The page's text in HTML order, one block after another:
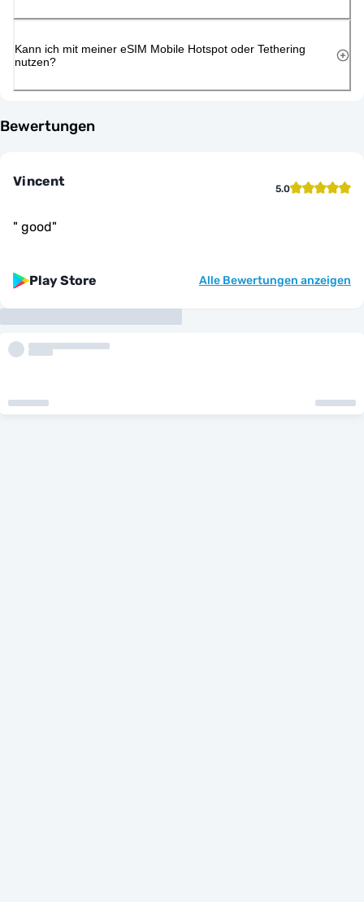
Kann ich mit meiner eSIM Mobile Hotspot oder Tethering
nutzen?
Bewertungen
Vincent 5.0
" good"
Play Store Alle Bewertungen anzeigen